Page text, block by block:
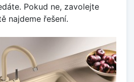
Pokud ne, zavolejte
najdeme řešení.